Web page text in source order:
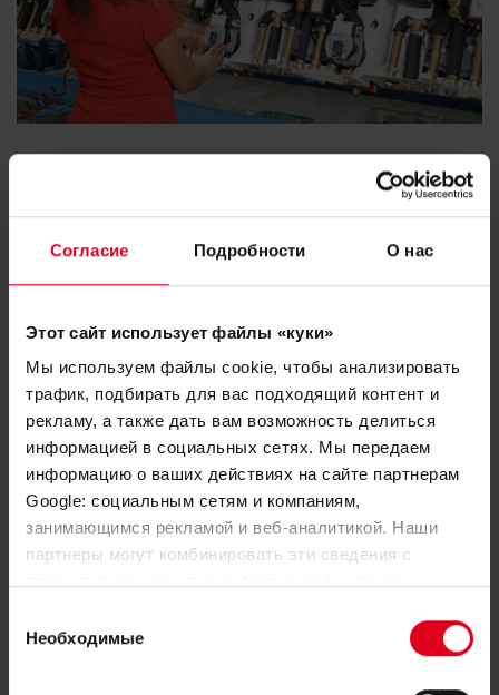
Согласие Подробности О нас
Этот сайт использует файлы «куки»
Мы используем файлы cookie, чтобы анализировать
трафик, подбирать для вас подходящий контент и
рекламу, а также дать вам возможность делиться
информацией в социальных сетях. Мы передаем
информацию о ваших действиях на сайте партнерам
Google: социальным сетям и компаниям,
занимающимся рекламой и веб-аналитикой. Наши
партнеры могут комбинировать эти сведения с
вами их сервисов.
согласия
Необходимые
Ознакомьтесь с нашими техническими
решениями